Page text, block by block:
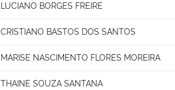
LUCIANO BORGES FREIRE
CRISTIANO BASTOS DOS SANTOS
MARISE NASCIMENTO FLORES MOREIRA
THAINE SOUZA SANTANA